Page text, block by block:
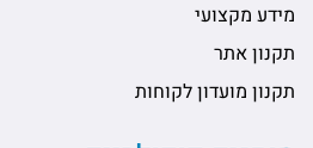
מידע מקצועי
תקנון אתר
תקנון מועדון לקוחות